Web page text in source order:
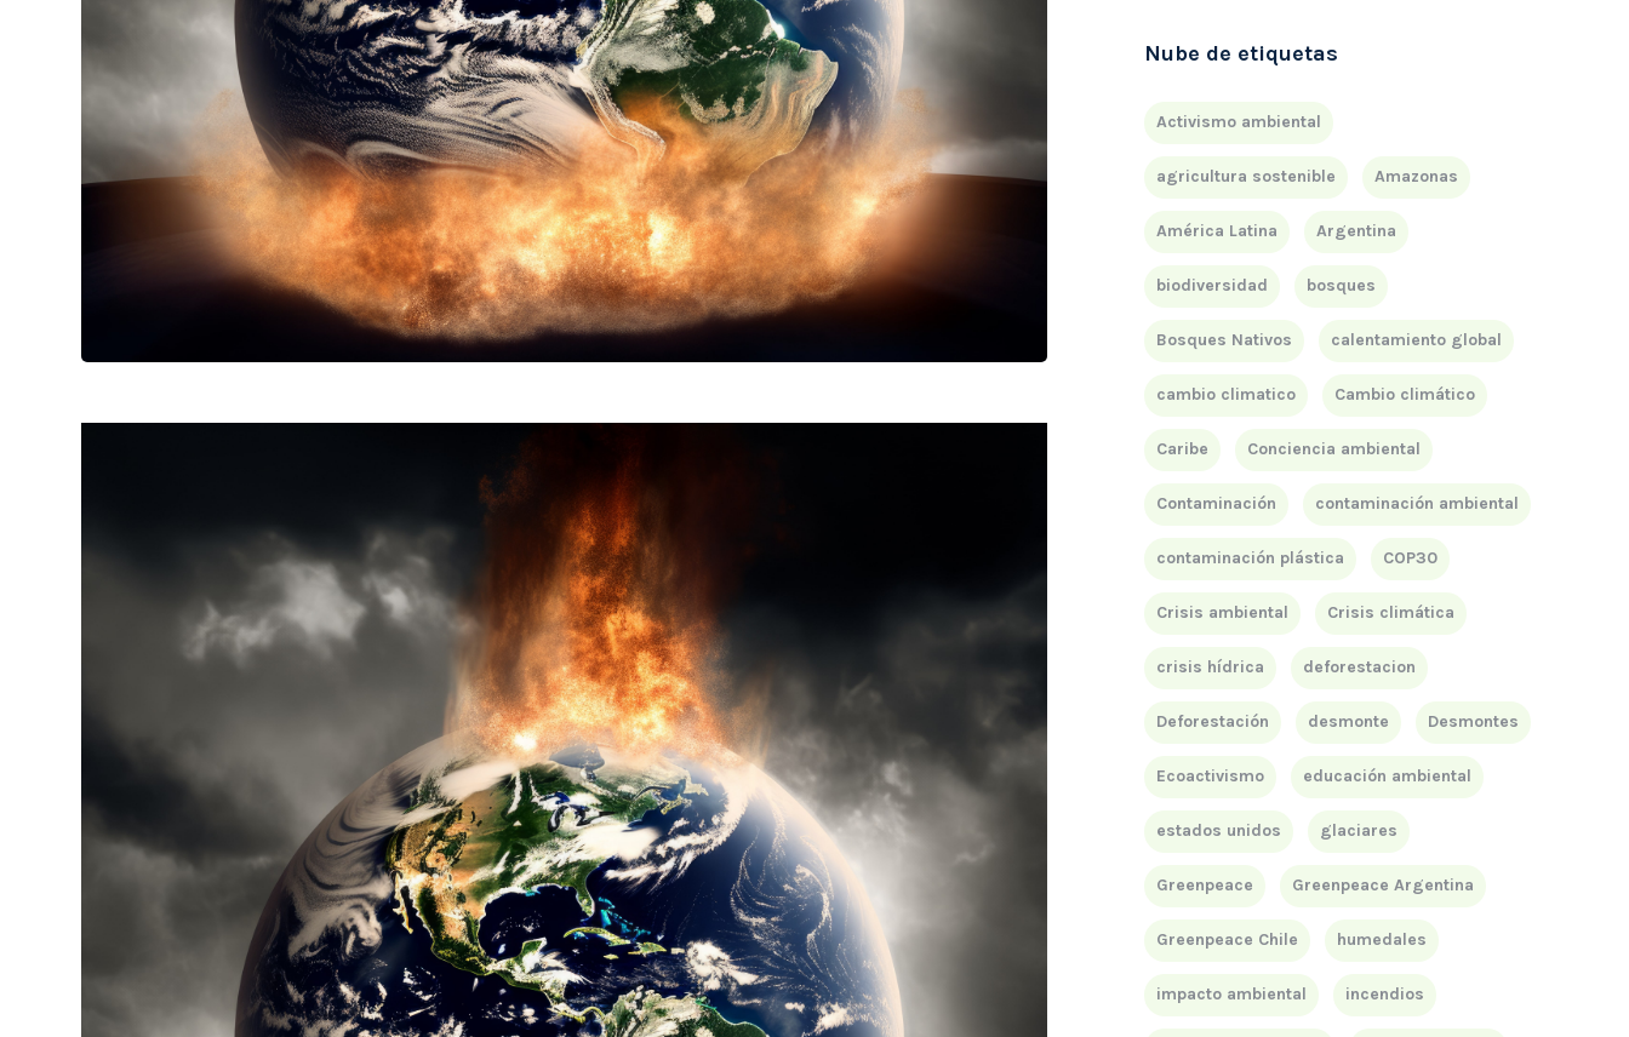
Nube de etiquetas
Activismo ambiental
agricultura sostenible Amazonas
América Latina Argentina
biodiversidad bosques
Bosques Nativos calentamiento global
cambio climatico Cambio climático
Caribe Conciencia ambiental
Contaminación contaminación ambiental
contaminación plástica COP30
Crisis ambiental Crisis climática
crisis hídrica deforestacion
Deforestación desmonte Desmontes
Ecoactivismo educación ambiental
estados unidos glaciares
Greenpeace Greenpeace Argentina
Greenpeace Chile humedales
impacto ambiental incendios